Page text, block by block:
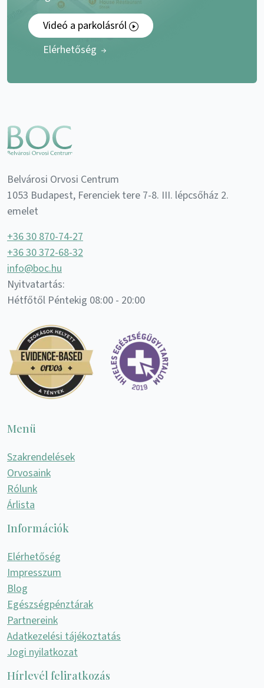
Videó a parkolásról
Elérhetőség
Belvárosi Orvosi Centrum
1053 Budapest, Ferenciek tere 7-8. III. lépcsőház 2.
emelet
+36 30 870-74-27
+36 30 372-68-32
info@boc.hu
Nyitvatartás:
Hétfőtől Péntekig 08:00 - 20:00
Menü
Szakrendelések
Orvosaink
Rólunk
Árlista
Információk
Elérhetőség
Impresszum
Blog
Egészségpénztárak
Partnereink
Adatkezelési tájékoztatás
Jogi nyilatkozat
Hírlevél feliratkozás